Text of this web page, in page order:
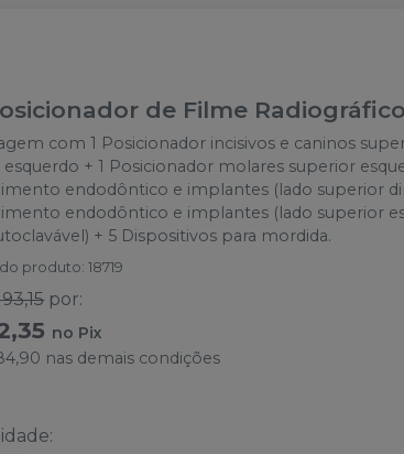
de Filme
com 1 Posicionador incisivos e caninos
+ 1 Posicionador molares superior
endodôntico e implantes (lado superior
endodôntico e implantes (lado superior
+ 5 Dispositivos para mordida.
produto:18719
por:
no Pix
nas demais condições
: